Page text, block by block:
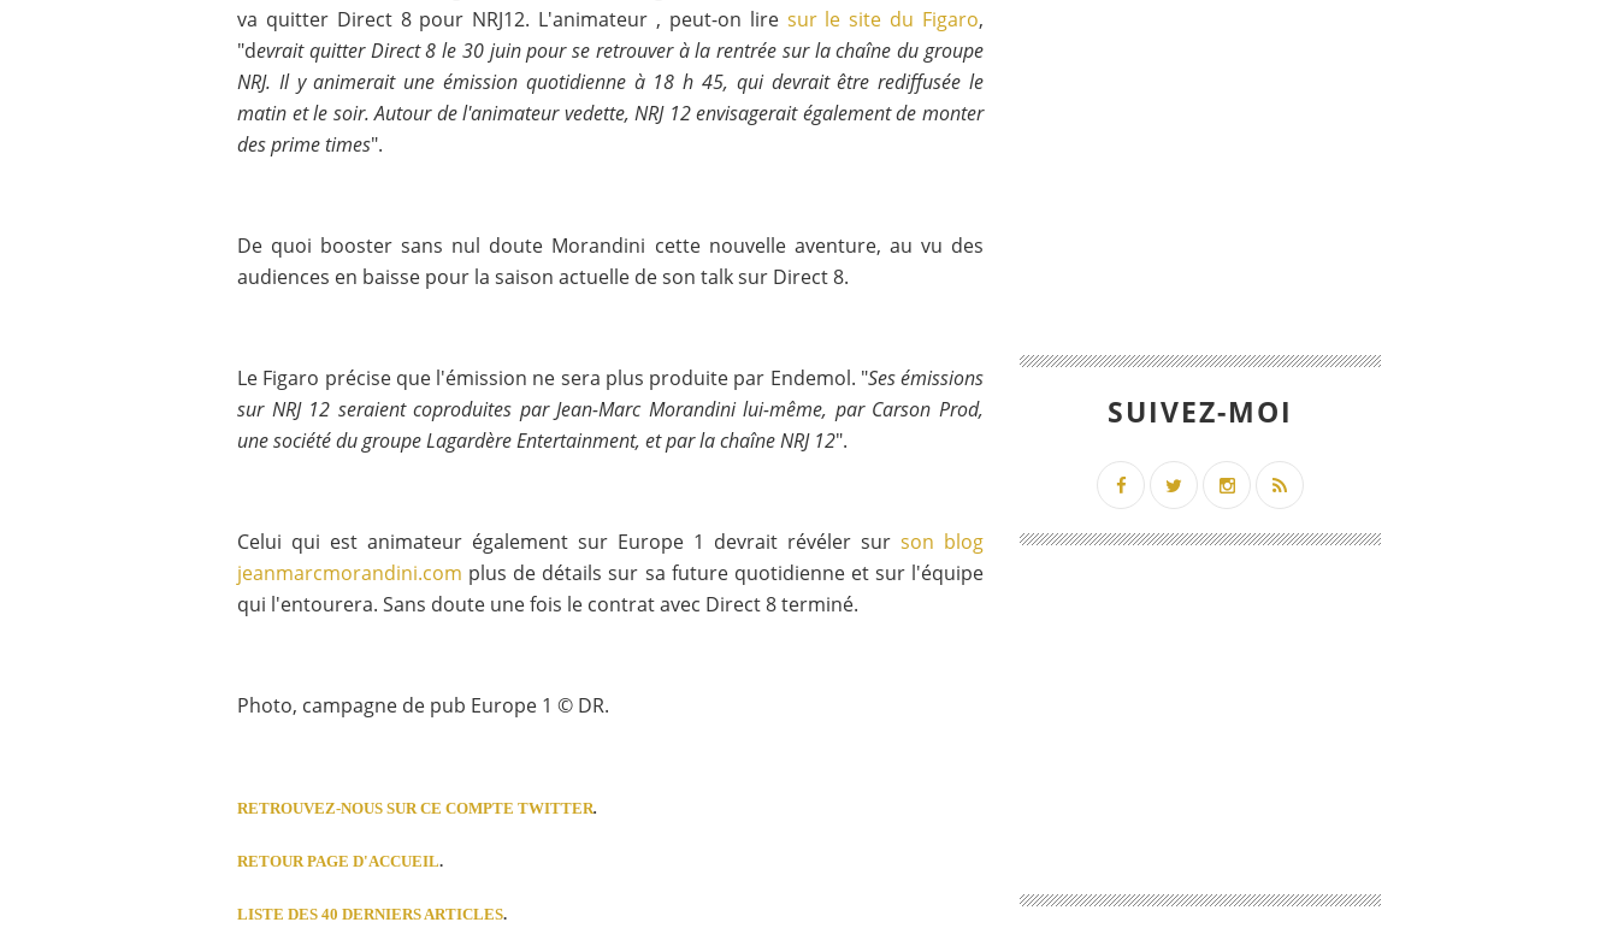
va quitter Direct 8 pour NRJ12. L'animateur , peut-on lire sur le site du Figaro,
"devrait quitter Direct 8 le 30 juin pour se retrouver à la rentrée sur la chaîne du groupe
NRJ. Il y animerait une émission quotidienne à 18 h 45, qui devrait être rediffusée le
matin et le soir. Autour de l'animateur vedette, NRJ 12 envisagerait également de monter
des prime times".
De quoi booster sans nul doute Morandini cette nouvelle aventure, au vu des
audiences en baisse pour la saison actuelle de son talk sur Direct 8.
Le Figaro précise que l'émission ne sera plus produite par Endemol. "Ses émissions
sur NRJ 12 seraient coproduites par Jean-Marc Morandini lui-même, par Carson Prod,
une société ­du groupe ­Lagardère Entertainment, et par la chaîne NRJ 12".
Celui qui est animateur également sur Europe 1 devrait révéler sur son blog
jeanmarcmorandini.com plus de détails sur sa future quotidienne et sur l'équipe
qui l'entourera. Sans doute une fois le contrat avec Direct 8 terminé.
Photo, campagne de pub Europe 1 © DR.
RETROUVEZ-NOUS SUR CE COMPTE TWITTER.
RETOUR PAGE D'ACCUEIL.
LISTE DES 40 DERNIERS ARTICLES.
SUIVEZ-MOI